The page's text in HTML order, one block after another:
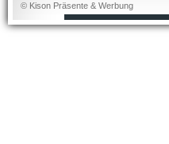
© Kison Präsente & Werbung